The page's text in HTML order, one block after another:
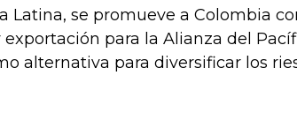
Latina, se promueve a Colombia
exportación para la Alianza del
alternativa para diversificar los